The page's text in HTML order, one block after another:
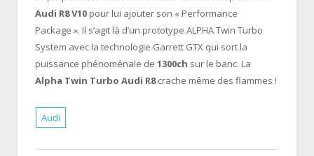
Audi R8 V10 pour lui ajouter son « Performance
Package ». Il s’agit là d’un prototype ALPHA Twin Turbo
System avec la technologie Garrett GTX qui sort la
puissance phénoménale de 1300ch sur le banc. La
Alpha Twin Turbo Audi R8crache même des flammes !
Audi